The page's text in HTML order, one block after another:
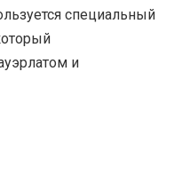
специальный
и